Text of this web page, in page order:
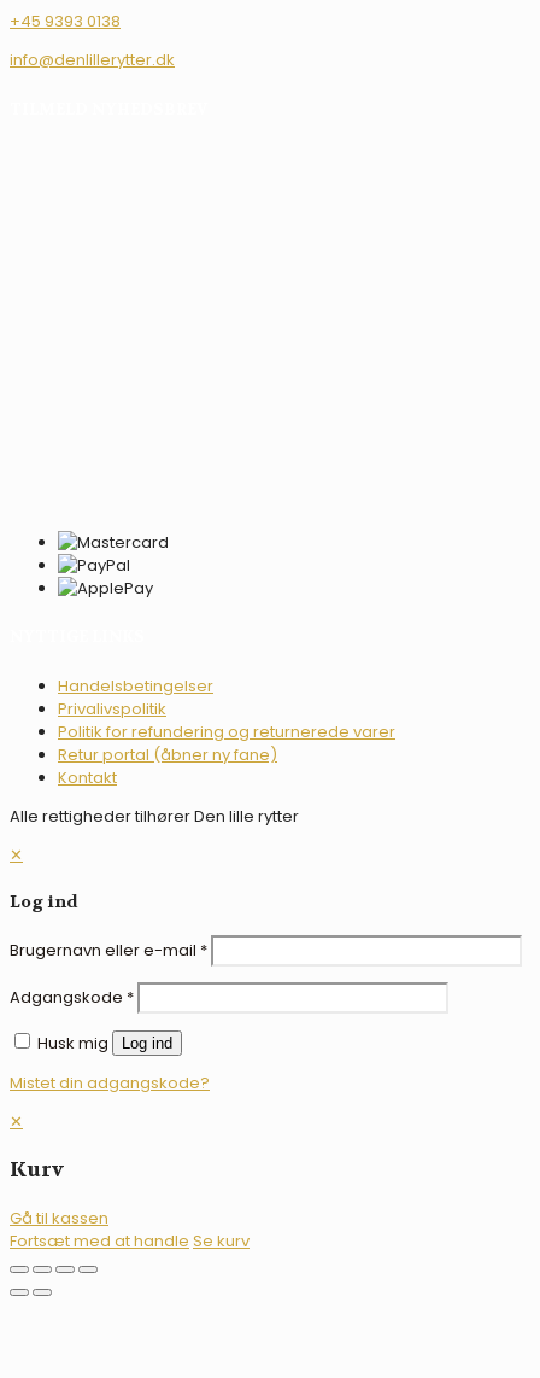
+45 9393 0138
info@denlillerytter.dk
Handelsbetingelser
Privalivspolitik
Politik for refundering og returnerede varer
Retur portal (åbner ny fane)
Kontakt
Alle rettigheder tilhører Den lille rytter
✕
Log ind
Brugernavn eller e-mail *
Adgangskode *
Husk mig
Log ind
Mistet din adgangskode?
✕
Kurv
Gå til kassen
Fortsæt med at handle Se kurv